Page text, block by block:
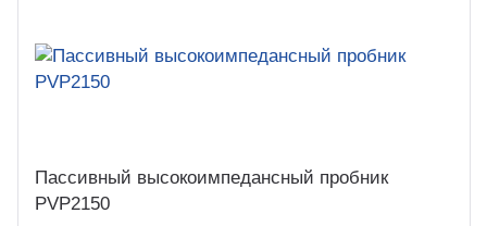
Пассивный высокоимпедансный пробник
PVP2150